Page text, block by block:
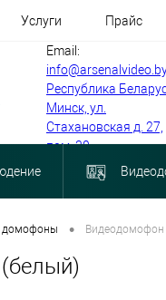
Услуги Прайс
Email:
Республика
Минск, ул.
Стахановская д. 27,
пом. 30
домофоны • Видеодомофон